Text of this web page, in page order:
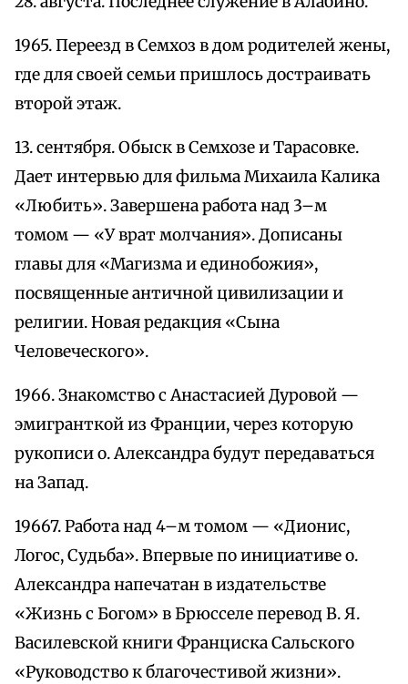
1965. Переезд в Семхоз в дом родителей жены,
где для своей семьи пришлось достраивать
второй этаж.
13. сентября. Обыск в Семхозе и Тарасовке.
Дает интервью для фильма Михаила Калика
«Любить». Завершена работа над 3–м
томом — «У врат молчания». Дописаны
главы для «Магизма и единобожия»,
посвященные античной цивилизации и
религии. Новая редакция «Сына
Человеческого».
1966. Знакомство с Анастасией Дуровой —
эмигранткой из Франции, через которую
рукописи о. Александра будут передаваться
на Запад.
19667. Работа над 4–м томом — «Дионис,
Логос, Судьба». Впервые по инициативе о.
Александра напечатан в издательстве
«Жизнь с Богом» в Брюсселе перевод В. Я.
Василевской книги Франциска Сальского
«Руководство к благочестивой жизни».